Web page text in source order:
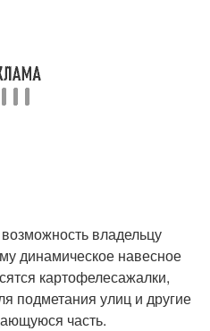
владельцу
динамическое навесное
картофелесажалки,
подметания улиц и другие
часть.